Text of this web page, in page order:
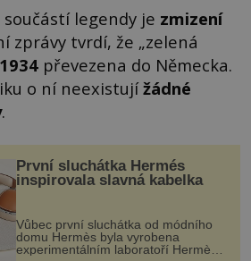
legendy je zmizení
zprávy tvrdí, že „zelená
1934 převezena do Německa.
o ní neexistují žádné
.
První sluchátka Hermés
inspirovala slavná kabelka
Vůbec první sluchátka od módního
domu Hermès byla vyrobena
experimentálním laboratoří Hermès